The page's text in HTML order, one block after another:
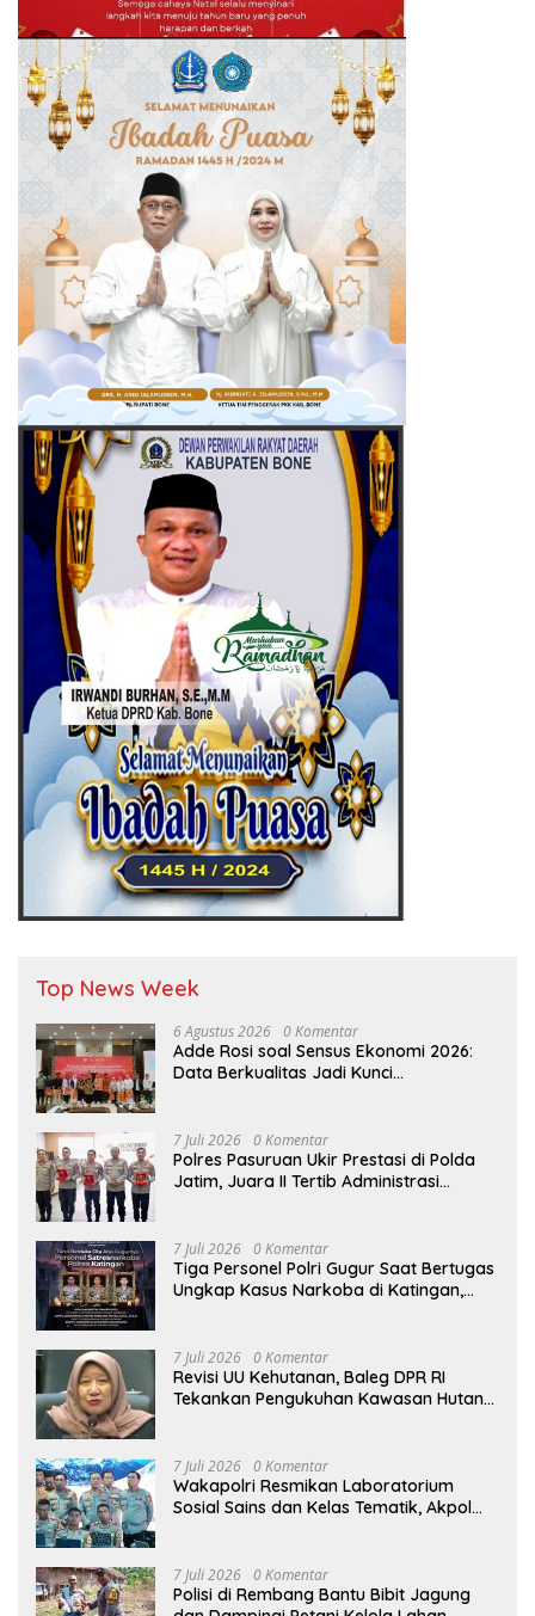
Top News Week
6 Agustus 2026 0 Komentar
Adde Rosi soal Sensus Ekonomi 2026:
Data Berkualitas Jadi Kunci
7 Juli 2026 0 Komentar
Polres Pasuruan Ukir Prestasi di Polda
Jatim, Juara II Tertib Administrasi
7 Juli 2026 0 Komentar
Tiga Personel Polri Gugur Saat Bertugas
Ungkap Kasus Narkoba di Katingan,
7 Juli 2026 0 Komentar
Revisi UU Kehutanan, Baleg DPR RI
Tekankan Pengukuhan Kawasan Hutan
7 Juli 2026 0 Komentar
Wakapolri Resmikan Laboratorium
Sosial Sains dan Kelas Tematik, Akpol
7 Juli 2026 0 Komentar
Polisi di Rembang Bantu Bibit Jagung